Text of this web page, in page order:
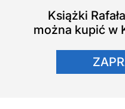
Książki
można kupić w